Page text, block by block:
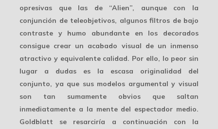
opresivas que las de “Alien”, aunque con la
conjunción de teleobjetivos, algunos filtros de bajo
contraste y humo abundante en los decorados
consigue crear un acabado visual de un inmenso
atractivo y equivalente calidad. Por ello, lo peor sin
lugar a dudas es la escasa originalidad del
conjunto, ya que sus modelos argumental y visual
son tan sumamente obvios que saltan
inmediatamente a la mente del espectador medio.
Goldblatt se resarciría a continuación con la